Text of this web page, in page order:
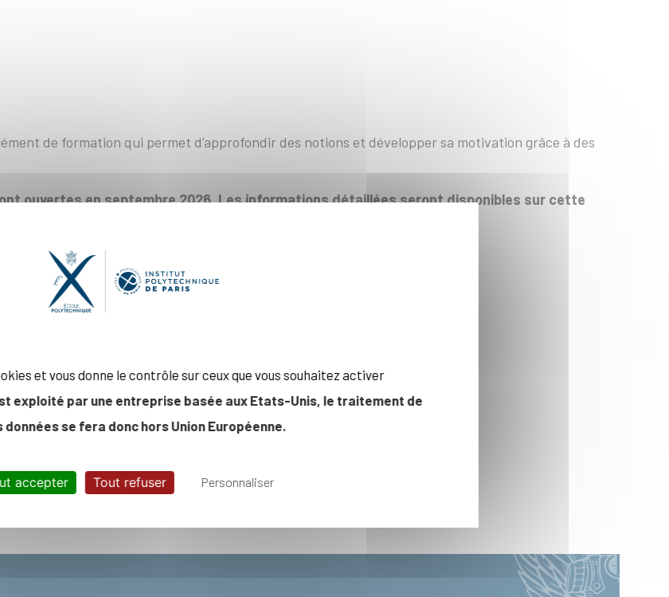
de formation qui permet d’approfondir des notions et développer sa motivation grâce à des
ouvertes en septembre 2026. Les informations détaillées seront disponibles sur cette
et vous donne le contrôle sur ceux que vous souhaitez activer
exploité par une entreprise basée aux Etats-Unis, le traitement de
données se fera donc hors Union Européenne.
accepter Tout refuser Personnaliser